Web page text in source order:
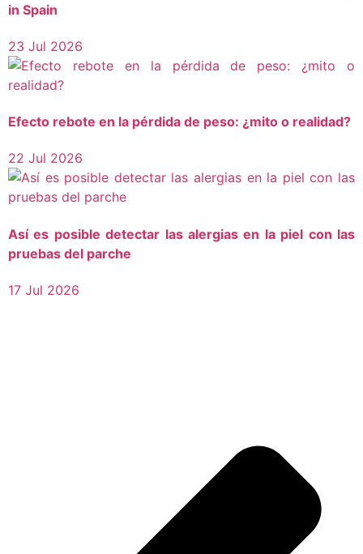
in Spain
23 Jul 2026
Efecto rebote en la pérdida de peso: ¿mito o realidad?
22 Jul 2026
Así es posible detectar las alergias en la piel con las
pruebas del parche
17 Jul 2026